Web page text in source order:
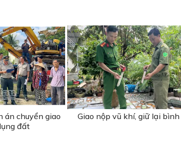
án chuyển giao
đất
Giao nộp vũ khí, giữ lại